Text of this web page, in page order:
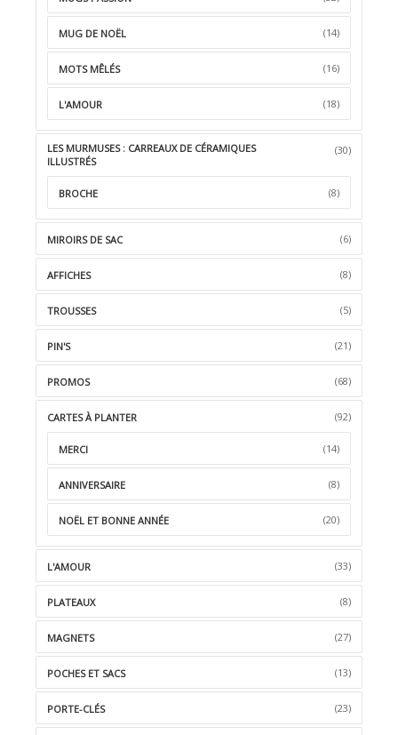
MUG DE NOËL (14)
MOTS MÊLÉS (16)
L'AMOUR (18)
LES MURMUSES : CARREAUX DE CÉRAMIQUES
ILLUSTRÉS
(30)
BROCHE (8)
MIROIRS DE SAC (6)
AFFICHES (8)
TROUSSES (5)
PIN'S (21)
PROMOS (68)
CARTES À PLANTER (92)
MERCI (14)
ANNIVERSAIRE (8)
NOËL ET BONNE ANNÉE (20)
L'AMOUR (33)
PLATEAUX (8)
MAGNETS (27)
POCHES ET SACS (13)
PORTE-CLÉS (23)